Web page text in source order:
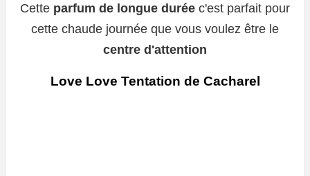
Cette parfum de longue durée c'est parfait pour
cette chaude journée que vous voulez être le
centre d'attention
Love Love Tentation de Cacharel